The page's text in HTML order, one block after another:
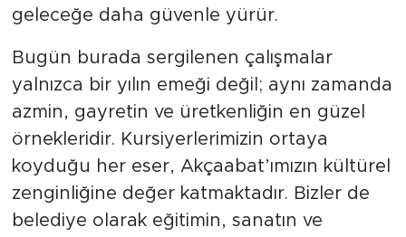
geleceğe daha güvenle yürür.
Bugün burada sergilenen çalışmalar
yalnızca bir yılın emeği değil; aynı zamanda
azmin, gayretin ve üretkenliğin en güzel
örnekleridir. Kursiyerlerimizin ortaya
koyduğu her eser, Akçaabat’ımızın kültürel
zenginliğine değer katmaktadır. Bizler de
belediye olarak eğitimin, sanatın ve